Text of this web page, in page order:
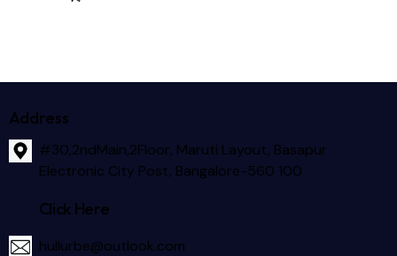
Address
#30,2ndMain,2Floor, Maruti Layout, Basapur
Electronic City Post, Bangalore-560 100
Click Here
hullurbe@outlook.com